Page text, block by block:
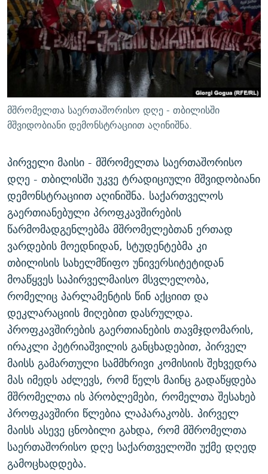
ᲛᲝᲚᲐᲞᲐᲠᲐᲙᲔ ᲢᲔᲥᲡᲢᲔᲑᲘ
ᲨᲘᲜ - ᲣᲪᲮᲝᲔᲗᲨᲘ
ᲚᲘᲢᲔᲠᲐᲢᲣᲠᲣᲚᲘ ᲬᲐᲮᲜᲐᲒᲔᲑᲘ
ᲐᲛᲔᲠᲘᲙᲣᲚᲘ ᲛᲝᲗᲮᲠᲝᲑᲐ
ᲘᲛᲞᲔᲠᲘᲐ ᲓᲐ ᲠᲐᲓᲘᲝ
ᲩᲔᲛᲘ ᲡᲘᲙᲕᲓᲘᲚᲘᲡ ᲛᲘᲖᲔᲖᲘᲐ COVID-19
11 ᲬᲔᲚᲘ - 11 ᲐᲛᲑᲐᲕᲘ
ᲡᲐᲞᲐᲠᲚᲐᲛᲔᲜᲢᲝ ᲐᲠᲩᲔᲕᲜᲔᲑᲘᲡ ᲘᲡᲢᲝᲠᲘᲐ
ᲑᲐᲕᲨᲕᲔᲑᲘ ᲞᲠᲝᲡᲢᲘᲢᲣᲪᲘᲐᲨᲘ - ᲐᲛᲝᲣᲗᲥᲛᲔᲚᲘ ᲐᲛᲑᲐᲕᲘ
5 ᲐᲛᲑᲐᲕᲘ - 20 ᲘᲕᲜᲘᲡᲡ ᲓᲐᲨᲐᲕᲔᲑᲣᲚᲔᲑᲘ
ᲐᲒᲕᲘᲡᲢᲝᲡ ᲝᲛᲘ
ᲒᲐᲛᲝᲘᲬᲔᲠᲔ
რთე/რთ-ის ყველა საიტი
მშრომელთა საერთაშორისო დღე - თბილისში
მშვიდობიანი დემონსტრაციით აღინიშნა.
პირველი მაისი - მშრომელთა საერთაშორისო
დღე - თბილისში უკვე ტრადიციული მშვიდობიანი
დემონსტრაციით აღინიშნა. საქართველოს
გაერთიანებული პროფკავშირების
წარმომადგენლებმა მშრომელებთან ერთად
ვარდების მოედნიდან, სტუდენტებმა კი
თბილისის სახელმწიფო უნივერსიტეტიდან
მოაწყვეს საპირველმაისო მსვლელობა,
რომელიც პარლამენტის წინ აქციით და
დეკლარაციის მიღებით დასრულდა.
პროფკავშირების გაერთიანების თავმჯდომარის,
ირაკლი პეტრიაშვილის განცხადებით, პირველ
მაისს გამართული სამმხრივი კომისიის შეხვედრა
მას იმედს აძლევს, რომ წელს მაინც გადაწყდება
მშრომელთა ის პრობლემები, რომელთა შესახებ
პროფკავშირი წლებია ლაპარაკობს. პირველ
მაისს ასევე ცნობილი გახდა, რომ მშრომელთა
საერთაშორისო დღე საქართველოში უქმე დღედ
გამოცხადდება.